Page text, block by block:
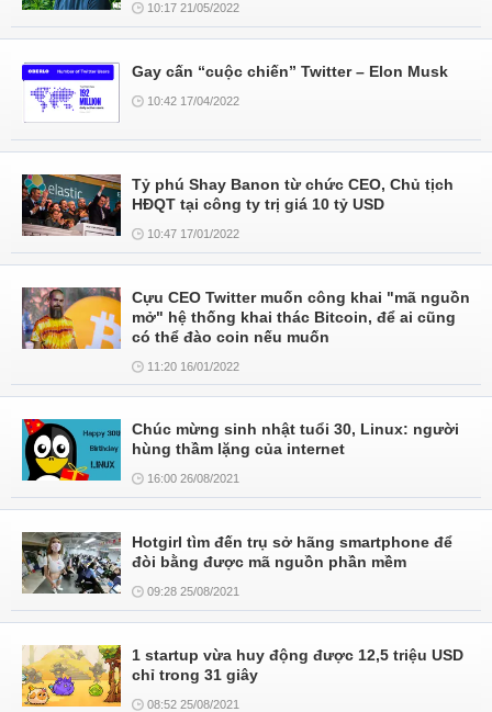
10:17 21/05/2022
Gay cấn “cuộc chiến” Twitter – Elon Musk
10:42 17/04/2022
Tỷ phú Shay Banon từ chức CEO, Chủ tịch
HĐQT tại công ty trị giá 10 tỷ USD
10:47 17/01/2022
Cựu CEO Twitter muốn công khai "mã nguồn
mở" hệ thống khai thác Bitcoin, để ai cũng
có thể đào coin nếu muốn
11:20 16/01/2022
Chúc mừng sinh nhật tuổi 30, Linux: người
hùng thầm lặng của internet
16:00 26/08/2021
Hotgirl tìm đến trụ sở hãng smartphone để
đòi bằng được mã nguồn phần mềm
09:28 25/08/2021
1 startup vừa huy động được 12,5 triệu USD
chỉ trong 31 giây
08:52 25/08/2021